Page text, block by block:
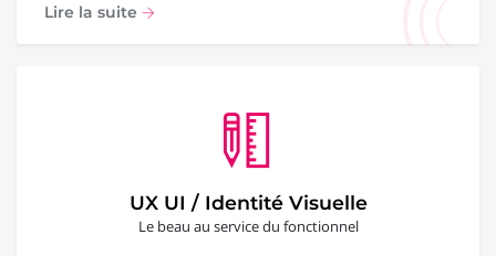
Lire la suite
UX UI / Identité Visuelle
Le beau au service du fonctionnel